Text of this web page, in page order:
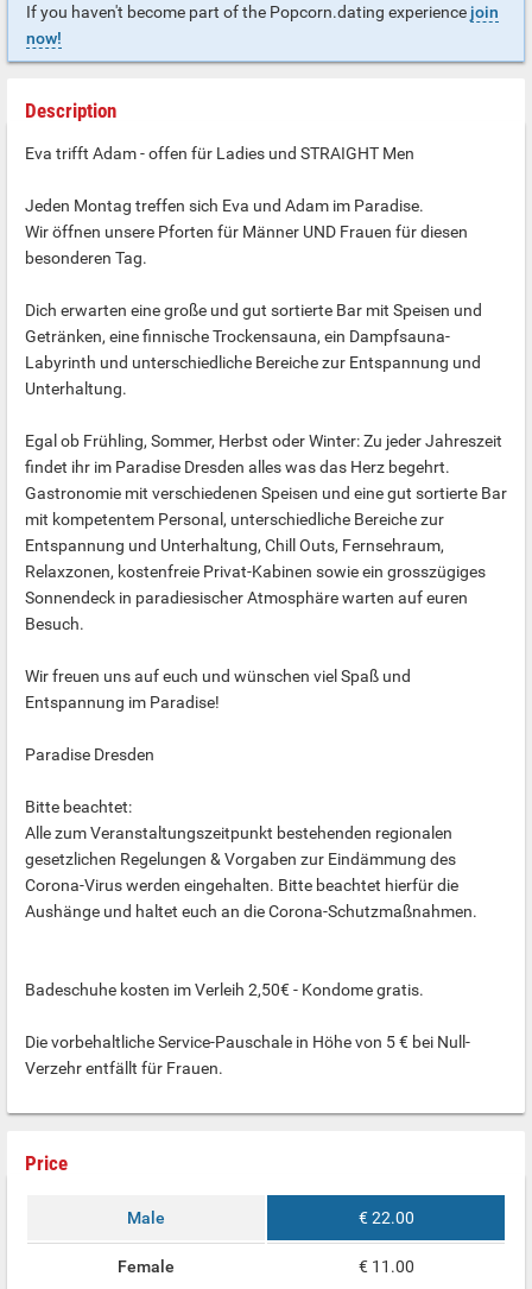
If you haven't become part of the Popcorn.dating experience join
now!
Description
Eva trifft Adam - offen für Ladies und STRAIGHT Men
Jeden Montag treffen sich Eva und Adam im Paradise.
Wir öffnen unsere Pforten für Männer UND Frauen für diesen
besonderen Tag.
Dich erwarten eine große und gut sortierte Bar mit Speisen und
Getränken, eine finnische Trockensauna, ein Dampfsauna-
Labyrinth und unterschiedliche Bereiche zur Entspannung und
Unterhaltung.
Egal ob Frühling, Sommer, Herbst oder Winter: Zu jeder Jahreszeit
findet ihr im Paradise Dresden alles was das Herz begehrt.
Gastronomie mit verschiedenen Speisen und eine gut sortierte Bar
mit kompetentem Personal, unterschiedliche Bereiche zur
Entspannung und Unterhaltung, Chill Outs, Fernsehraum,
Relaxzonen, kostenfreie Privat-Kabinen sowie ein grosszügiges
Sonnendeck in paradiesischer Atmosphäre warten auf euren
Besuch.
Wir freuen uns auf euch und wünschen viel Spaß und
Entspannung im Paradise!
Paradise Dresden
Bitte beachtet:
Alle zum Veranstaltungszeitpunkt bestehenden regionalen
gesetzlichen Regelungen & Vorgaben zur Eindämmung des
Corona-Virus werden eingehalten. Bitte beachtet hierfür die
Aushänge und haltet euch an die Corona-Schutzmaßnahmen.
Badeschuhe kosten im Verleih 2,50€ - Kondome gratis.
Die vorbehaltliche Service-Pauschale in Höhe von 5 € bei Null-
Verzehr entfällt für Frauen.
Price
Male € 22.00
Female € 11.00